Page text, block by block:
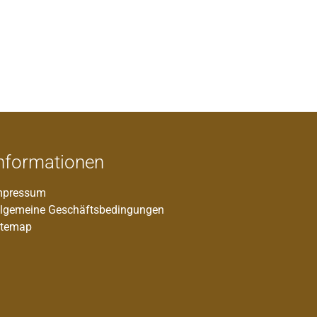
Geschäftsbedingungen